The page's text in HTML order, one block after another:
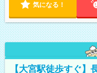
気になる！
【大宮駅徒歩すぐ】